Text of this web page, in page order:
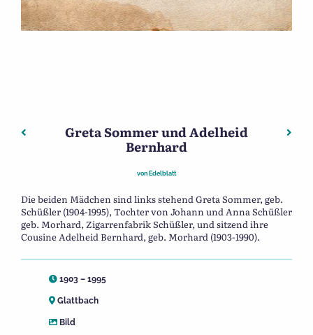
Beitragsnavigation
Vorheriger: Erinnerungsbild – hl. Kommunion
Greta Sommer und Adelheid
Bernhard
von Edelblatt
Die beiden Mädchen sind links stehend Greta Sommer, geb.
Schüßler (1904-1995), Tochter von Johann und Anna Schüßler
geb. Morhard, Zigarrenfabrik Schüßler, und sitzend ihre
Cousine Adelheid Bernhard, geb. Morhard (1903-1990).
1903 – 1995
Glattbach
Bild